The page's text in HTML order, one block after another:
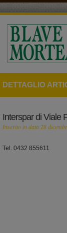
DETTAGLIO
Interspar di Viale
Inserito in data 28
Tel. 0432 855611